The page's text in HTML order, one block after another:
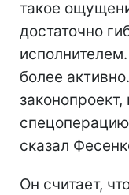
такое
достаточно
более
сказал
Он считает,